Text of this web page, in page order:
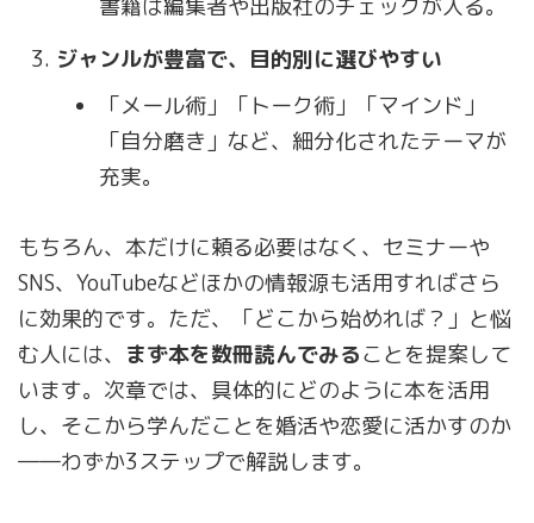
書籍は編集者や出版社のチェックが入る。
ジャンルが豊富で、目的別に選びやすい
「メール術」「トーク術」「マインド」
「自分磨き」など、細分化されたテーマが
充実。
もちろん、本だけに頼る必要はなく、セミナーや
SNS、YouTubeなどほかの情報源も活用すればさら
に効果的です。ただ、「どこから始めれば？」と悩
む人には、 まず本を数冊読んでみることを提案して
います。次章では、具体的にどのように本を活用
し、そこから学んだことを婚活や恋愛に活かすのか
――わずか3ステップで解説します。